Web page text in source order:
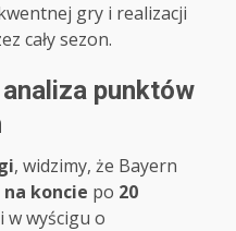
gry i realizacji
cały sezon.
punktów
, widzimy, że Bayern
koncie po 20
w wyścigu o